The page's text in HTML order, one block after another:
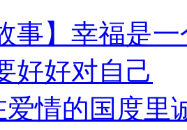
事】幸福是
好好对自己
情的国度里